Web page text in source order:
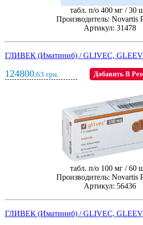
табл. п/о 400 мг / 30
Производитель: Novartis
Артикул: 31478
ГЛИВЕК (Иматиниб) / GLIVEC,
124800,63 грн. Добавить В
табл. п/о 100 мг / 60
Производитель: Novartis
Артикул: 56436
ГЛИВЕК (Иматиниб) / GLIVEC,